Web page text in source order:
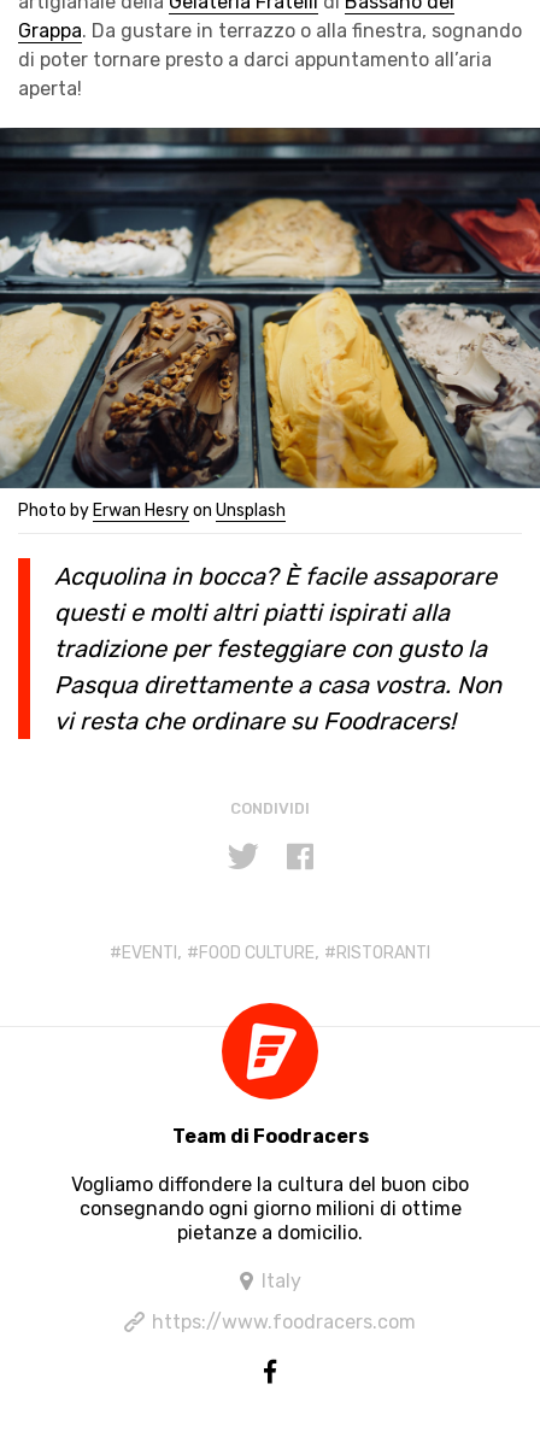
Grappa. Da gustare in terrazzo o alla finestra, sognando
di poter tornare presto a darci appuntamento all’aria
aperta!
Photo by Erwan Hesryon Unsplash
Acquolina in bocca? È facile assaporare
questi e molti altri piatti ispirati alla
tradizione per festeggiare con gusto la
Pasqua direttamente a casa vostra. Non
vi resta che ordinare su Foodracers!
CONDIVIDI
EVENTI , FOOD CULTURE, RISTORANTI
Team di Foodracers
Vogliamo diffondere la cultura del buon cibo
consegnando ogni giorno milioni di ottime
pietanze a domicilio.
Italy
https://www.foodracers.com